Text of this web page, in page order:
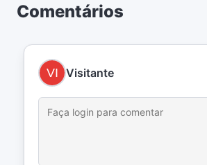
Comentários
Visitante